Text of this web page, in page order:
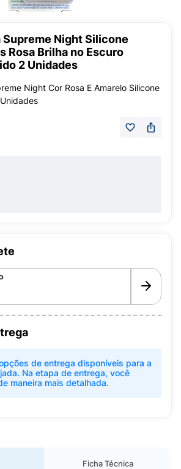
Supreme Night Silicone
Rosa Brilha no Escuro
2 Unidades
Night Cor Rosa E Amarelo Silicone
de entrega disponíveis para a
Na etapa de entrega, você
maneira mais detalhada.
Ficha Técnica